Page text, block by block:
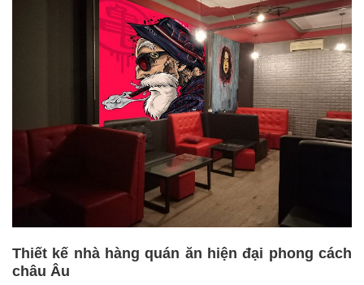
Thiết kế nhà hàng quán ăn hiện đại phong cách
châu Âu